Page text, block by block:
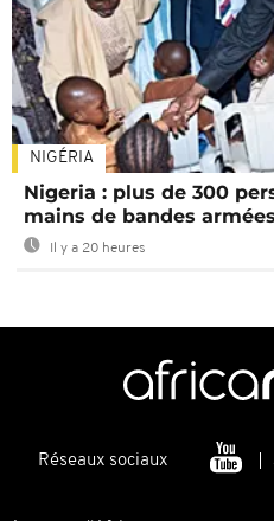
NIGÉRIA
Nigeria : plus de 300
mains de bandes armées
Il y a 20 heures
Réseaux sociaux